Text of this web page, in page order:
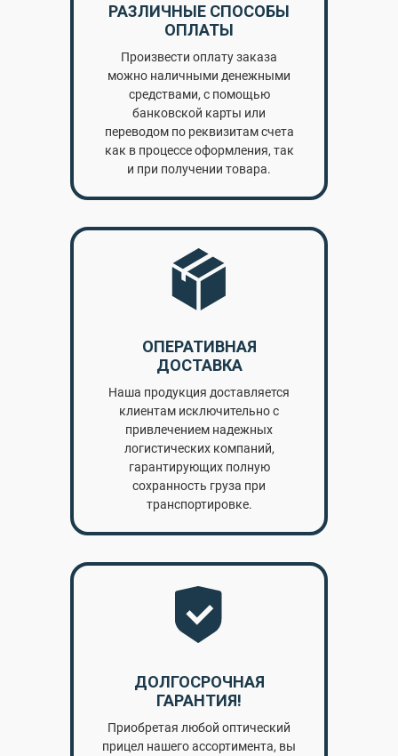
РАЗЛИЧНЫЕ СПОСОБЫ
ОПЛАТЫ
Произвести оплату заказа
можно наличными денежными
средствами, с помощью
банковской карты или
переводом по реквизитам счета
как в процессе оформления, так
и при получении товара.
ОПЕРАТИВНАЯ
ДОСТАВКА
Наша продукция доставляется
клиентам исключительно с
привлечением надежных
логистических компаний,
гарантирующих полную
сохранность груза при
транспортировке.
ДОЛГОСРОЧНАЯ
ГАРАНТИЯ!
Приобретая любой оптический
прицел нашего ассортимента, вы